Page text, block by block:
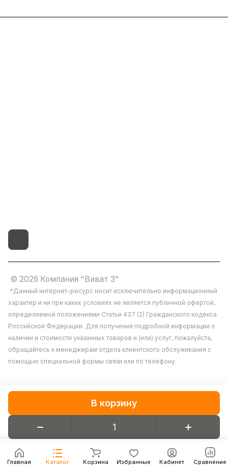
В корзину
Главная Каталог Корзина Избранные Кабинет Сравнение
© 2026 Компания "Виват 3"
*Данный интернет-ресурс носит исключительно информационный
характер и ни при каких условиях не является публичной офертой,
определяемой положениями Статьи 437 (2) Гражданского кодекса
Российской Федерации. Для получения подробной информации о
наличии и стоимости указанных товаров и (или) услуг, пожалуйста,
обращайтесь к менеджерам отдела клиентского обслуживания с
помощью специальной формы связи или по телефону.
Конфиденциальность